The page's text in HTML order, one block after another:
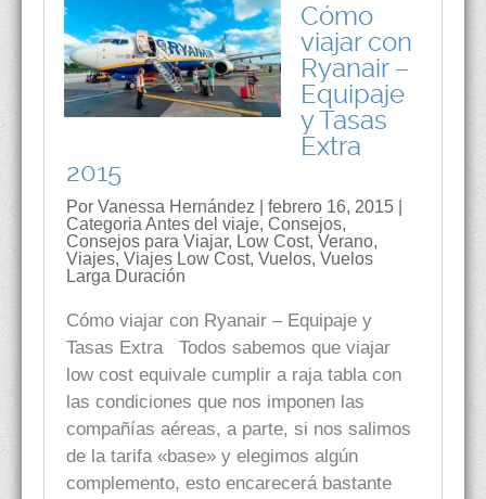
Cómo
viajar con
Ryanair –
Equipaje
y Tasas
Extra
2015
Por Vanessa Hernández | febrero 16, 2015 |
Categoria Antes del viaje, Consejos,
Consejos para Viajar, Low Cost, Verano,
Viajes, Viajes Low Cost, Vuelos, Vuelos
Larga Duración
Cómo viajar con Ryanair – Equipaje y
Tasas Extra Todos sabemos que viajar
low cost equivale cumplir a raja tabla con
las condiciones que nos imponen las
compañías aéreas, a parte, si nos salimos
de la tarifa «base» y elegimos algún
complemento, esto encarecerá bastante